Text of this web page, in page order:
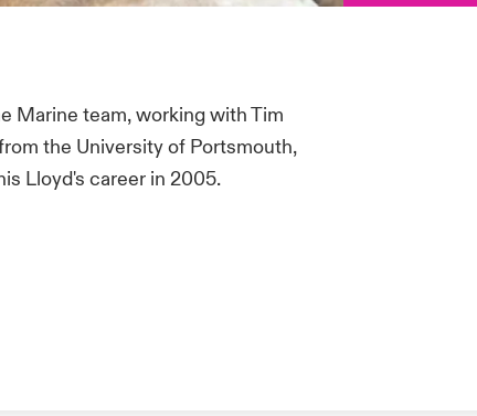
Marine team, working with Tim
the University of Portsmouth,
Lloyd's career in 2005.